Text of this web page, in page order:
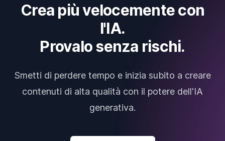
Crea più velocemente con
l'IA.
Provalo senza rischi.
Smetti di perdere tempo e inizia subito a creare
contenuti di alta qualità con il potere dell'IA
generativa.